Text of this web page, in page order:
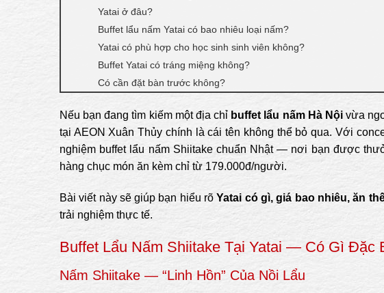
Yatai ở đâu?
Buffet lẩu nấm Yatai có bao nhiêu loại nấm?
Yatai có phù hợp cho học sinh sinh viên không?
Buffet Yatai có tráng miệng không?
Có cần đặt bàn trước không?
Nếu bạn đang tìm kiếm một địa chỉ buffet lẩu nấm Hà Nộivừa
tại AEON Xuân Thủy chính là cái tên không thể bỏ qua. Với
nghiệm buffet lẩu nấm Shiitake chuẩn Nhật — nơi bạn được
hàng chục món ăn kèm chỉ từ 179.000đ/người.
Bài viết này sẽ giúp bạn hiểu rõYatai có gì, giá bao nhiêu, ăn
trải nghiệm thực tế.
Buffet Lẩu Nấm Shiitake Tại Yatai — Có Gì Đặc
Nấm Shiitake — “Linh Hồn” Của Nồi Lẩu